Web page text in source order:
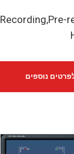
Recording,Pre-
נוספים